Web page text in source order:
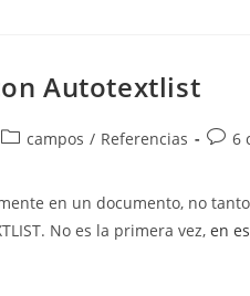
Autotextlist
Categoría
entrada:
campos / Referencias 6
en un documento, no
No es la primera vez, en